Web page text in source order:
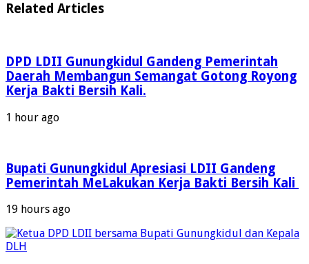
Related Articles
DPD LDII Gunungkidul Gandeng Pemerintah
Daerah Membangun Semangat Gotong Royong
Kerja Bakti Bersih Kali.
1 hour ago
Bupati Gunungkidul Apresiasi LDII Gandeng
Pemerintah MeLakukan Kerja Bakti Bersih Kali ‎
19 hours ago